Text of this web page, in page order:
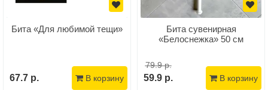
Бита «Для любимой тещи»
67.7 р. В корзину
Бита сувенирная
«Белоснежка» 50 см
79.9 р.
59.9 р. В корзину